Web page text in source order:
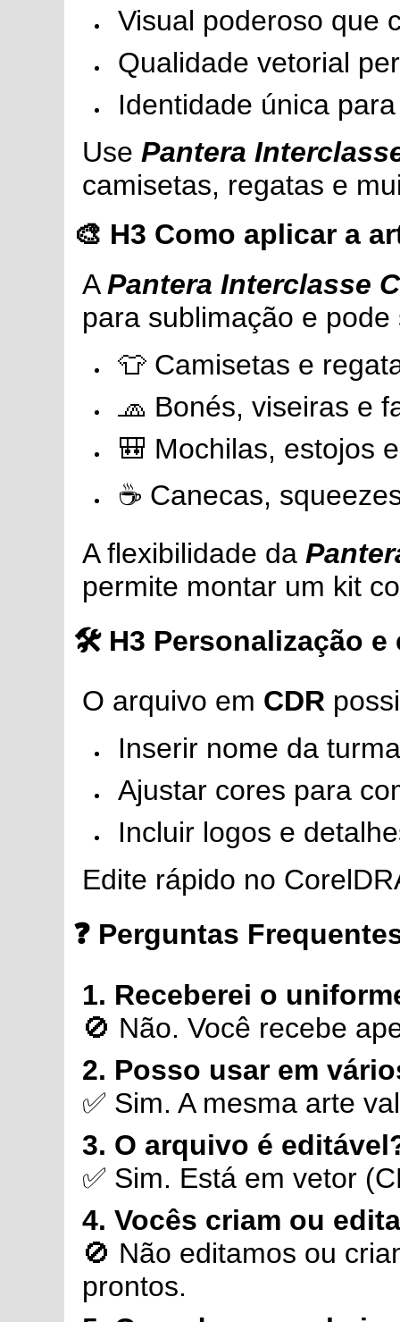
Visual poderoso que
Qualidade vetorial
Identidade única
Use Pantera
camisetas, regatas e
🎨 H3 Como aplicar a
APantera Interclasse
para sublimação e
👕 Camisetas e
🧢 Bonés, viseiras e
🎒 Mochilas, estojos
☕ Canecas,
A flexibilidade da
permite montar um kit
🛠️ H3 Personalização e
O arquivo em CDR
Inserir nome da
Ajustar cores para
Incluir logos e
Edite rápido no
❓ Perguntas
1. Receberei o
🚫 Não. Você recebe
2. Posso usar em
✅ Sim. A mesma arte
3. O arquivo é
✅ Sim. Está em vetor
4. Vocês criam ou
🚫 Não editamos ou
prontos.